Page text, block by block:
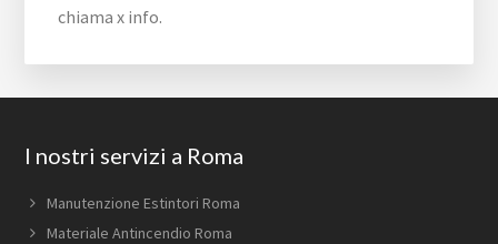
chiama x info.
Footer
I nostri servizi a Roma
Manutenzione Estintori Roma
Materiale Antincendio Roma